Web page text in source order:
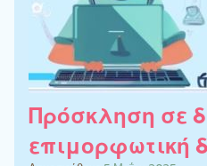
Πρόσκληση σε
επιμορφωτική